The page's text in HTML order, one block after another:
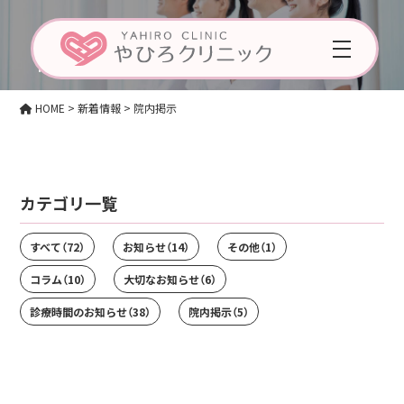
Posting
院内掲示
HOME >新着情報 > 院内掲示
カテゴリ一覧
すべて（72） お知らせ（14） その他（1）
コラム（10） 大切なお知らせ（6）
診療時間のお知らせ（38） 院内掲示（5）